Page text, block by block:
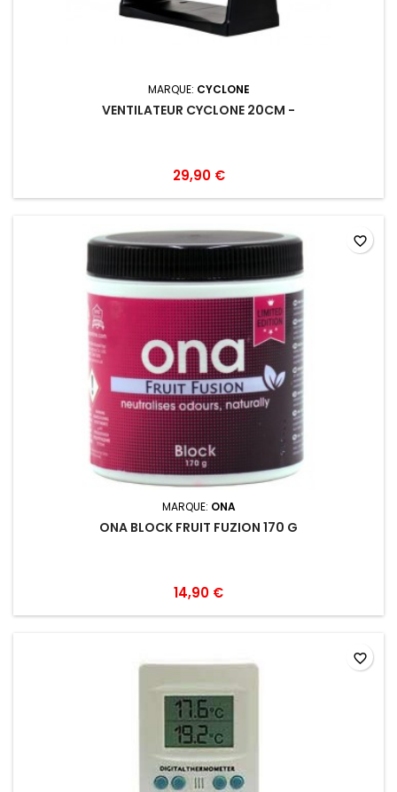
MARQUE: CYCLONE
VENTILATEUR CYCLONE 20CM -
29,90 €
MARQUE: ONA
ONA BLOCK FRUIT FUZION 170 G
14,90 €
favorite_border
favorite_border